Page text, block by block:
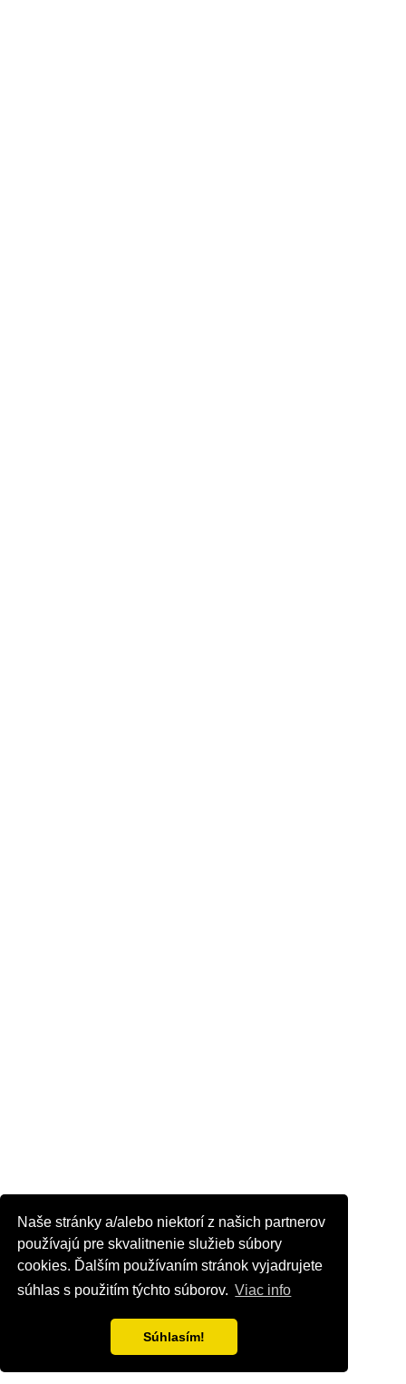
Naše stránky a/alebo niektorí z našich partnerov
používajú pre skvalitnenie služieb súbory
cookies. Ďalším používaním stránok vyjadrujete
súhlas s použitím týchto súborov. Viac info
Súhlasím!